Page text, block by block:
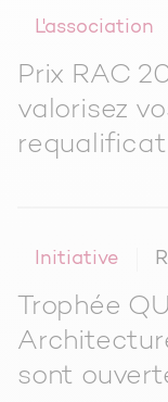
L'association
Prix RAC
valorisez
Initiative
Trophée
sont